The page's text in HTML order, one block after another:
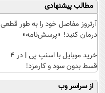
مطالب پیشنهادی
آرتروز مفاصل خود را به طور قطعی
درمان کنید! ◗پرسش‌نامه◖
خرید موبایل با اسنپ پی | در ۴
قسط بدون سود و کارمزد!
از سراسر وب